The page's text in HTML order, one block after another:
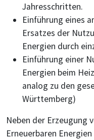
Jahresschritten.
Einführung eines
Ersatzes der
Energien durch
Einführung einer
Energien beim
analog zu den
Württemberg)
Neben der Erzeugung
Erneuerbaren